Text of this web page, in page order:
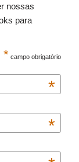
nossas
para
* campo obrigatório
*
*